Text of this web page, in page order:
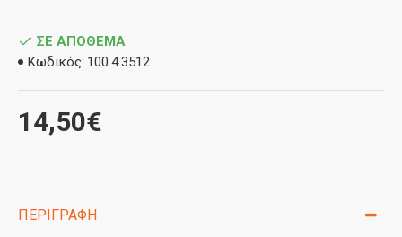
14,50€
ΣΕ ΑΠΌΘΕΜΑ
Κωδικός: 100.4.3512
ΠΕΡΙΓΡΑΦΉ